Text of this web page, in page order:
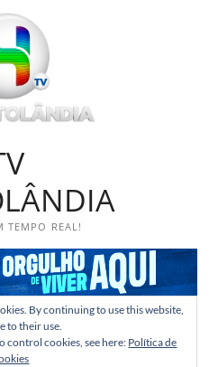
TEMPO REAL!
By continuing to use this website,
to their use.
control cookies, see here: Política de